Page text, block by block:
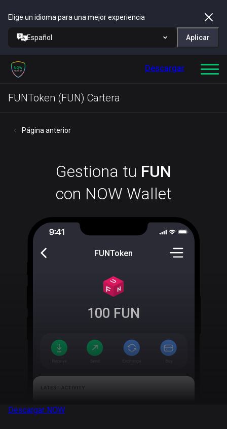
Elige un idioma para una mejor experiencia
Español Aplicar
Descargar
FUNToken (FUN) Cartera
Página anterior
Gestiona tu FUN
con NOW Wallet
FUNToken
100 FUN
Descargar NOW